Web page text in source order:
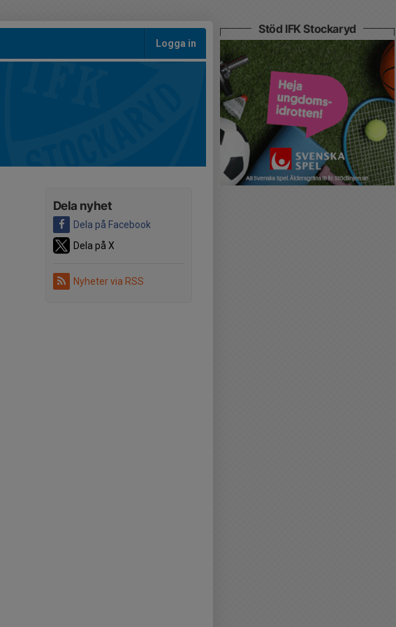
Logga in
Dela nyhet
Dela på Facebook
Dela på X
Nyheter via RSS
Stöd IFK Stockaryd